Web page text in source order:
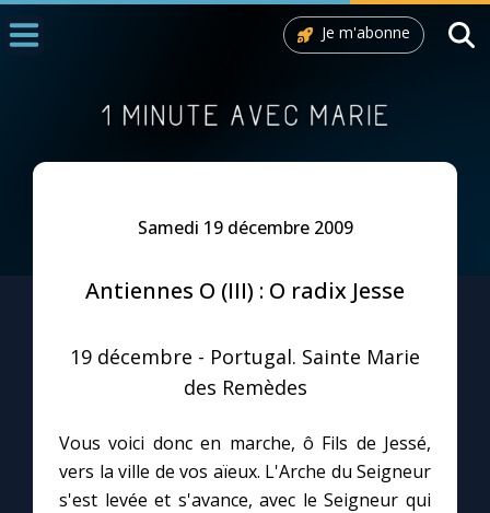
L'actualité de la semaine
La chaîne Youtube
La vidéo de la semaine
Je m'abonne
Samedi 19 décembre 2009
Antiennes O (III) : O radix Jesse
19 décembre - Portugal. Sainte Marie
des Remèdes
Vous voici donc en marche, ô Fils de Jessé,
vers la ville de vos aïeux. L'Arche du Seigneur
s'est levée et s'avance, avec le Seigneur qui